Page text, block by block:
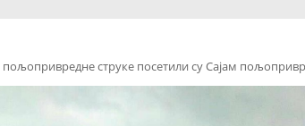
струке посетили су Сајам